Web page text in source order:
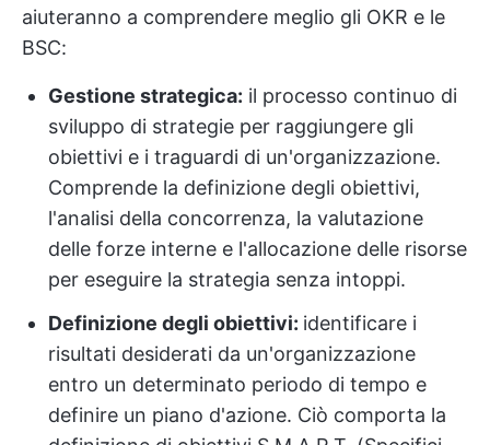
aiuteranno a comprendere meglio gli OKR e le
BSC:
Gestione strategica: il processo continuo di
sviluppo di strategie per raggiungere gli
obiettivi e i traguardi di un'organizzazione.
Comprende la definizione degli obiettivi,
l'analisi della concorrenza, la valutazione
delle forze interne e l'allocazione delle risorse
per eseguire la strategia senza intoppi.
Definizione degli obiettivi: identificare i
risultati desiderati da un'organizzazione
entro un determinato periodo di tempo e
definire un piano d'azione. Ciò comporta la